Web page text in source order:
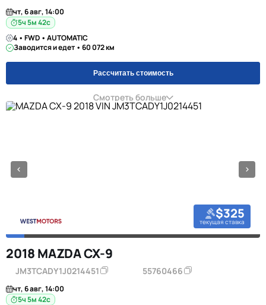
чт, 6 авг, 14:00
5ч 5м 42с
4 • FWD • AUTOMATIC
Заводится и едет • 60 072 км
Рассчитать стоимость
Смотреть больше
$325
текущая ставка
2018 MAZDA CX-9
JM3TCADY1J0214451 55760466
чт, 6 авг, 14:00
5ч 5м 42с